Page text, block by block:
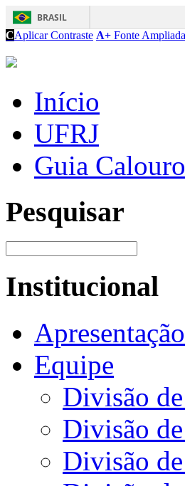
BRASIL
CAplicar Contraste A+ Fonte Ampliada
Início
UFRJ
Guia Calouro
Pesquisar
Institucional
Apresentação
Equipe
Divisão
Divisão
Divisão